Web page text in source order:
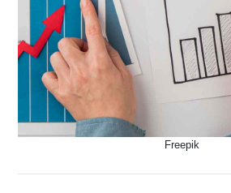
Freepik